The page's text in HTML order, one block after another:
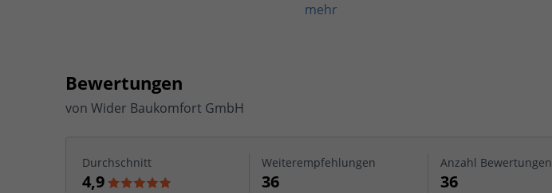
mehr
Bewertungen
von Wider Baukomfort GmbH
Durchschnitt
4,9
Weiterempfehlungen
36
Anzahl Bewertungen
36